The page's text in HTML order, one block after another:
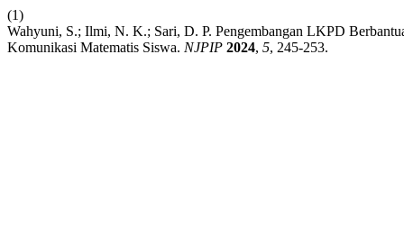
(1)
Wahyuni, S.; Ilmi, N. K.; Sari, D. P. Pengembangan LKPD
Komunikasi Matematis Siswa. NJPIP 2024, 5, 245-253.